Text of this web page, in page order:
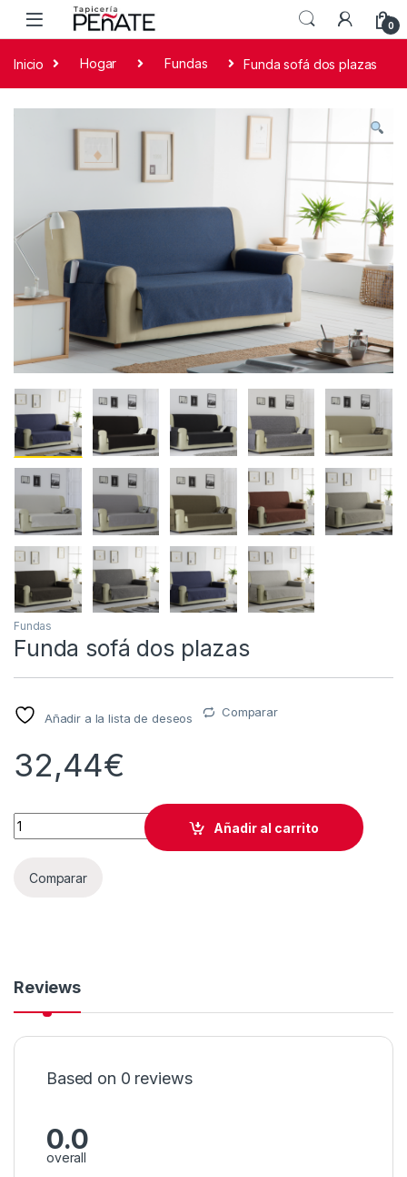
0
Inicio Hogar Fundas Funda sofá dos plazas
Fundas
Funda sofá dos plazas
Añadir a la lista de deseos Comparar
32,44€
Añadir al carrito
Comparar
Reviews
Based on 0 reviews
0.0
overall